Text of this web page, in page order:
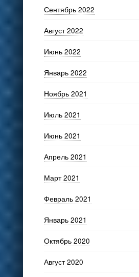
Сентябрь 2022
Август 2022
Июнь 2022
Январь 2022
Ноябрь 2021
Июль 2021
Июнь 2021
Апрель 2021
Март 2021
Февраль 2021
Январь 2021
Октябрь 2020
Август 2020